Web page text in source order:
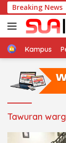
Langsung
ke
konten
Breaking News
An-Nur Desa
HomeKampus
Tawuran